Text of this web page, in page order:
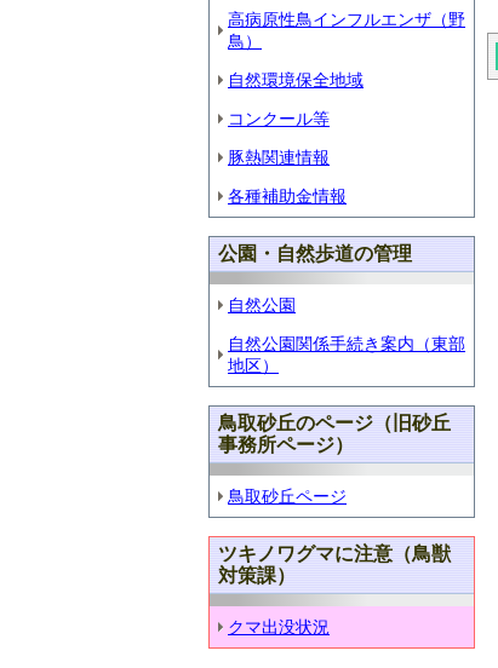
高病原性鳥インフルエンザ（野
鳥）
自然環境保全地域
コンクール等
豚熱関連情報
各種補助金情報
公園・自然歩道の管理
自然公園
自然公園関係手続き案内（東部
地区）
鳥取砂丘のページ（旧砂丘
事務所ページ）
鳥取砂丘ページ
ツキノワグマに注意（鳥獣
対策課）
クマ出没状況